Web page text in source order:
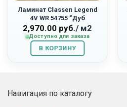
Ламинат Classen Legend
4V WR 54755 “Дуб
Эдинбург”
2,970.00 руб./ м2
Доступно для заказа
В КОРЗИНУ
Навигация по каталогу